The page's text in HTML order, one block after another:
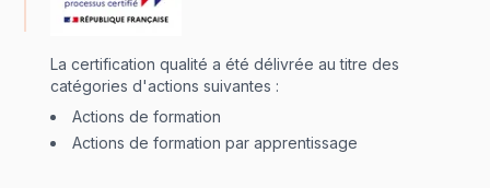
La certification qualité a été délivrée au titre des
catégories d'actions suivantes :
Actions de formation
Actions de formation par apprentissage